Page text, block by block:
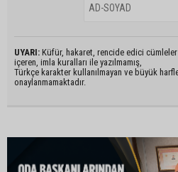
UYARI: Küfür, hakaret, rencide edici cümleler
içeren, imla kuralları ile yazılmamış,
Türkçe karakter kullanılmayan ve büyük
onaylanmamaktadır.